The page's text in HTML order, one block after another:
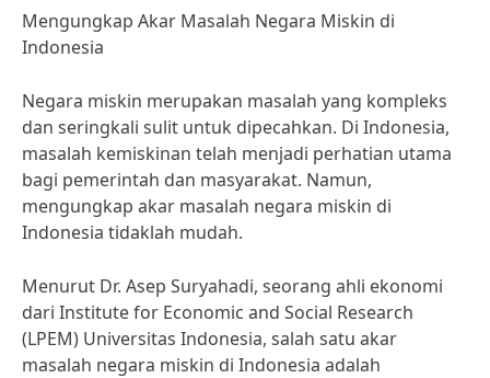
Mengungkap Akar Masalah Negara Miskin di
Indonesia
Negara miskin merupakan masalah yang kompleks
dan seringkali sulit untuk dipecahkan. Di Indonesia,
masalah kemiskinan telah menjadi perhatian utama
bagi pemerintah dan masyarakat. Namun,
mengungkap akar masalah negara miskin di
Indonesia tidaklah mudah.
Menurut Dr. Asep Suryahadi, seorang ahli ekonomi
dari Institute for Economic and Social Research
(LPEM) Universitas Indonesia, salah satu akar
masalah negara miskin di Indonesia adalah